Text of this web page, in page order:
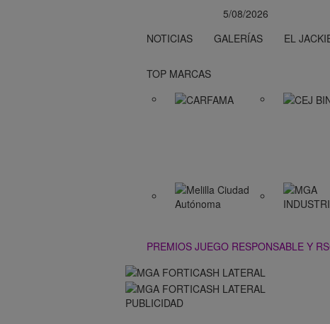
5/08/2026
NOTICIAS GALERÍAS EL
TOP MARCAS
PREMIOS JUEGO RESPONSABLE Y
PUBLICIDAD